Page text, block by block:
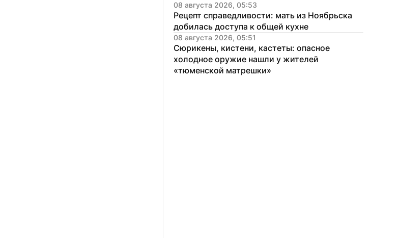
08 августа 2026, 05:53
Рецепт справедливости: мать из Ноябрьска
добилась доступа к общей кухне
08 августа 2026, 05:51
Сюрикены, кистени, кастеты: опасное
холодное оружие нашли у жителей
«тюменской матрешки»